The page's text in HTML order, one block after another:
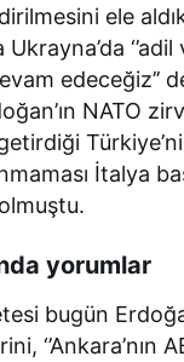
ele
Ukrayna’da ‘’adil
edeceğiz’’
NATO
İtalya
yorumlar
bugün
‘’Ankara’nın